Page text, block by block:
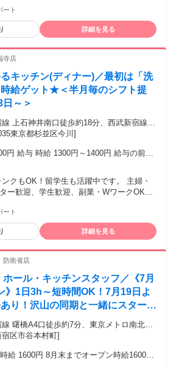
」 「大好きなバスケに携わりたいから」
きたい」etc. 働く理由は何でもOK！ 幅広い
正社員・パート・アルバイトでの 清掃や
ある方も活躍中です！ 職歴関係なく、
の職場なので、 あなたもスグに職場に 馴
思います！ 先輩スタッフがしっかりと サ
心して 飛び込んできてください！
ート
詳細を見る
寺店
キッチン(ディナー)／最初は「洗
給ゲット★＜半月毎のシフト提
～＞
上石神井南口徒歩約18分、西武新宿線/
口徒歩約18分、ＪＲ中央本線 西荻窪北口
東京都杉並区今川]
円 給与 時給 1300円～1400円 給与の前払
土日祝：1400円～ (高校生…平日：1250円
：1300円
～ (高校生…平日：1230円～ 土日祝：1250
クもOK！留学生も活躍中です。 主婦・
ー歓迎、学生歓迎、副業・WワークOK！
顔の対応できる方 ・コツコツ作業が好き
・スキマ時間で働きたい方 ▼歓迎 ・
・土日のみを希望の方 ・家族や友達との
でがんばりたい ▼応援します ・
立つバイトがしたい！」等の稼ぐ以外の
まずは、お
い！！
ート
詳細を見る
防衛省店
ール・キッチンスタッフ／《7月
》1日3h～短時間OK！7月19日よ
り！沢山の同期と一緒にスタート
曙橋A4口徒歩約7分、東京メトロ南北線
8分、ＪＲ中央本線 市ヶ谷徒歩約9分 市ヶ
区市谷本村町]
給 1600円 8月末までオープン時給1600円